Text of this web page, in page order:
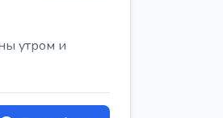
утром и